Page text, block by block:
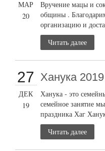
МАР
20
Вручение мацы и
общины .
организацию и
Читать далее
27
ДЕК
19
Ханука 2019
Ханука - это
семейное занятие
праздника Хаг
Читать далее